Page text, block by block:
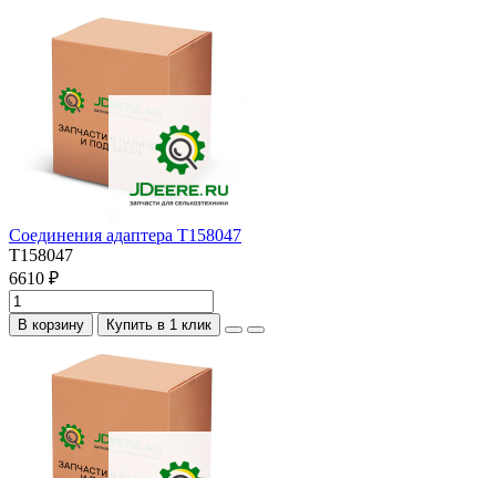
Соединения адаптера T158047
T158047
6610 ₽
В корзину Купить в 1 клик